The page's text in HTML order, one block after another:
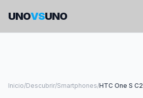
UNOVSUNO
Inicio/Descubrir/Smartphones/HTC One S C2